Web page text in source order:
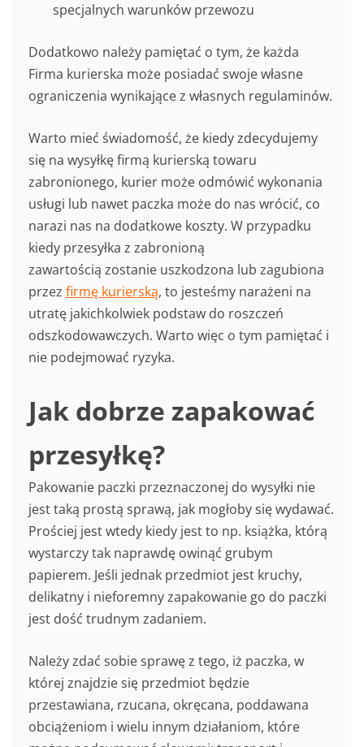
specjalnych warunków przewozu
Dodatkowo należy pamiętać o tym, że każda
Firma kurierska może posiadać swoje własne
ograniczenia wynikające z własnych regulaminów.
Warto mieć świadomość, że kiedy zdecydujemy
się na wysyłkę firmą kurierską towaru
zabronionego, kurier może odmówić wykonania
usługi lub nawet paczka może do nas wrócić, co
narazi nas na dodatkowe koszty. W przypadku
kiedy przesyłka z zabronioną
zawartością zostanie uszkodzona lub zagubiona
przez firmę kurierską, to jesteśmy narażeni na
utratę jakichkolwiek podstaw do roszczeń
odszkodowawczych. Warto więc o tym pamiętać i
nie podejmować ryzyka.
Jak dobrze zapakować
przesyłkę?
Pakowanie paczki przeznaczonej do wysyłki nie
jest taką prostą sprawą, jak mogłoby się wydawać.
Prościej jest wtedy kiedy jest to np. książka, którą
wystarczy tak naprawdę owinąć grubym
papierem. Jeśli jednak przedmiot jest kruchy,
delikatny i nieforemny zapakowanie go do paczki
jest dość trudnym zadaniem.
Należy zdać sobie sprawę z tego, iż paczka, w
której znajdzie się przedmiot będzie
przestawiana, rzucana, okręcana, poddawana
obciążeniom i wielu innym działaniom, które